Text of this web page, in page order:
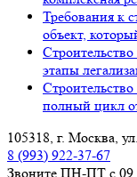
Требования к
объект,
этапы
полный цикл
105318, г. Москва,
8 (993) 922-37-67
Звоните ПН-ПТ с